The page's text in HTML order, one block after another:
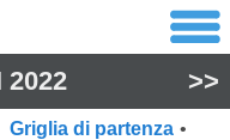
2022 >>
Griglia di partenza •